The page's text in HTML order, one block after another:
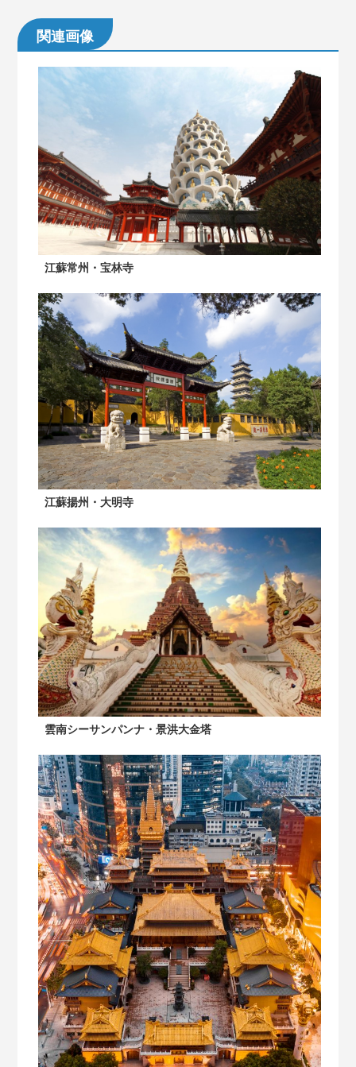
関連画像
江蘇常州・宝林寺
江蘇揚州・大明寺
雲南シーサンパンナ・景洪大金塔